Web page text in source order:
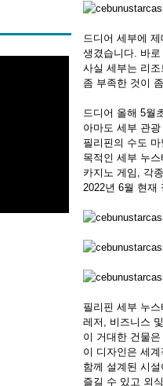
드디어 세부에
생겼습니다. 바
사실 세부는 리
좀 부족한 것이
드디어 올해 5월
아마도 세부 관
필리핀의 수도
목적인 세부 누
카지노 게임, 각
2022년 6월 현재
필리핀 세부 누
레저, 비즈니스
이 거대한 건물
이 디자인은 세
함께 설계된 시
즐길 수 있고 외